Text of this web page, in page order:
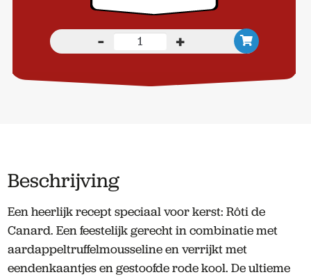
-
Zuurkool
stamppot
aantal
+
Beschrijving
Een heerlijk recept speciaal voor kerst: Rôti de
Canard. Een feestelijk gerecht in combinatie met
aardappeltruffelmousseline en verrijkt met
eendenkaantjes en gestoofde rode kool. De ultieme